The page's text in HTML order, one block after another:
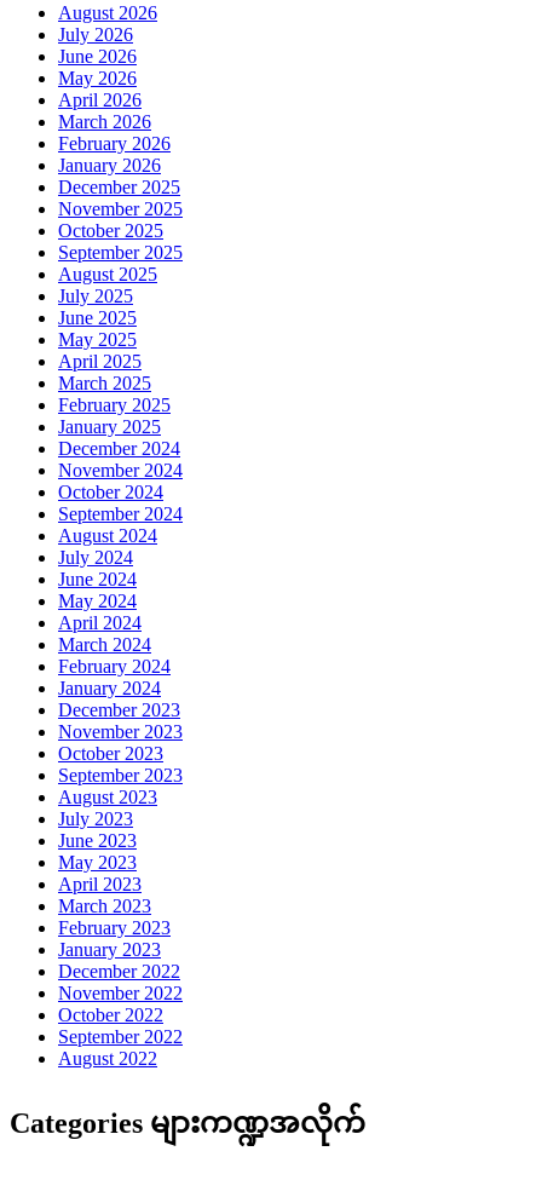
August 2026
July 2026
June 2026
May 2026
April 2026
March 2026
February 2026
January 2026
December 2025
November 2025
October 2025
September 2025
August 2025
July 2025
June 2025
May 2025
April 2025
March 2025
February 2025
January 2025
December 2024
November 2024
October 2024
September 2024
August 2024
July 2024
June 2024
May 2024
April 2024
March 2024
February 2024
January 2024
December 2023
November 2023
October 2023
September 2023
August 2023
July 2023
June 2023
May 2023
April 2023
March 2023
February 2023
January 2023
December 2022
November 2022
October 2022
September 2022
August 2022
Categories များကဏ္ဍအလိုက်